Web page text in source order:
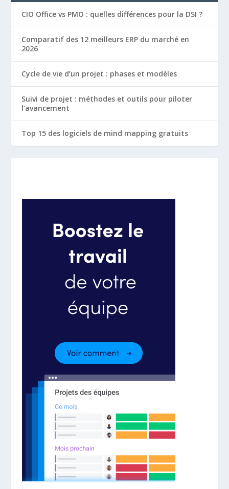
CIO Office vs PMO : quelles différences pour la DSI ?
Comparatif des 12 meilleurs ERP du marché en
2026
Cycle de vie d’un projet : phases et modèles
Suivi de projet : méthodes et outils pour piloter
l’avancement
Top 15 des logiciels de mind mapping gratuits